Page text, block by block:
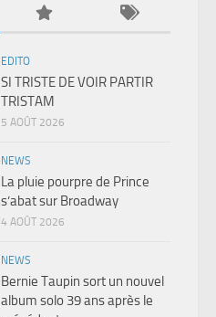
EDITO
SI TRISTE DE VOIR PARTIR
TRISTAM
5 AOÛT 2026
NEWS
La pluie pourpre de Prince
s’abat sur Broadway
4 AOÛT 2026
NEWS
Bernie Taupin sort un nouvel
album solo 39 ans après le